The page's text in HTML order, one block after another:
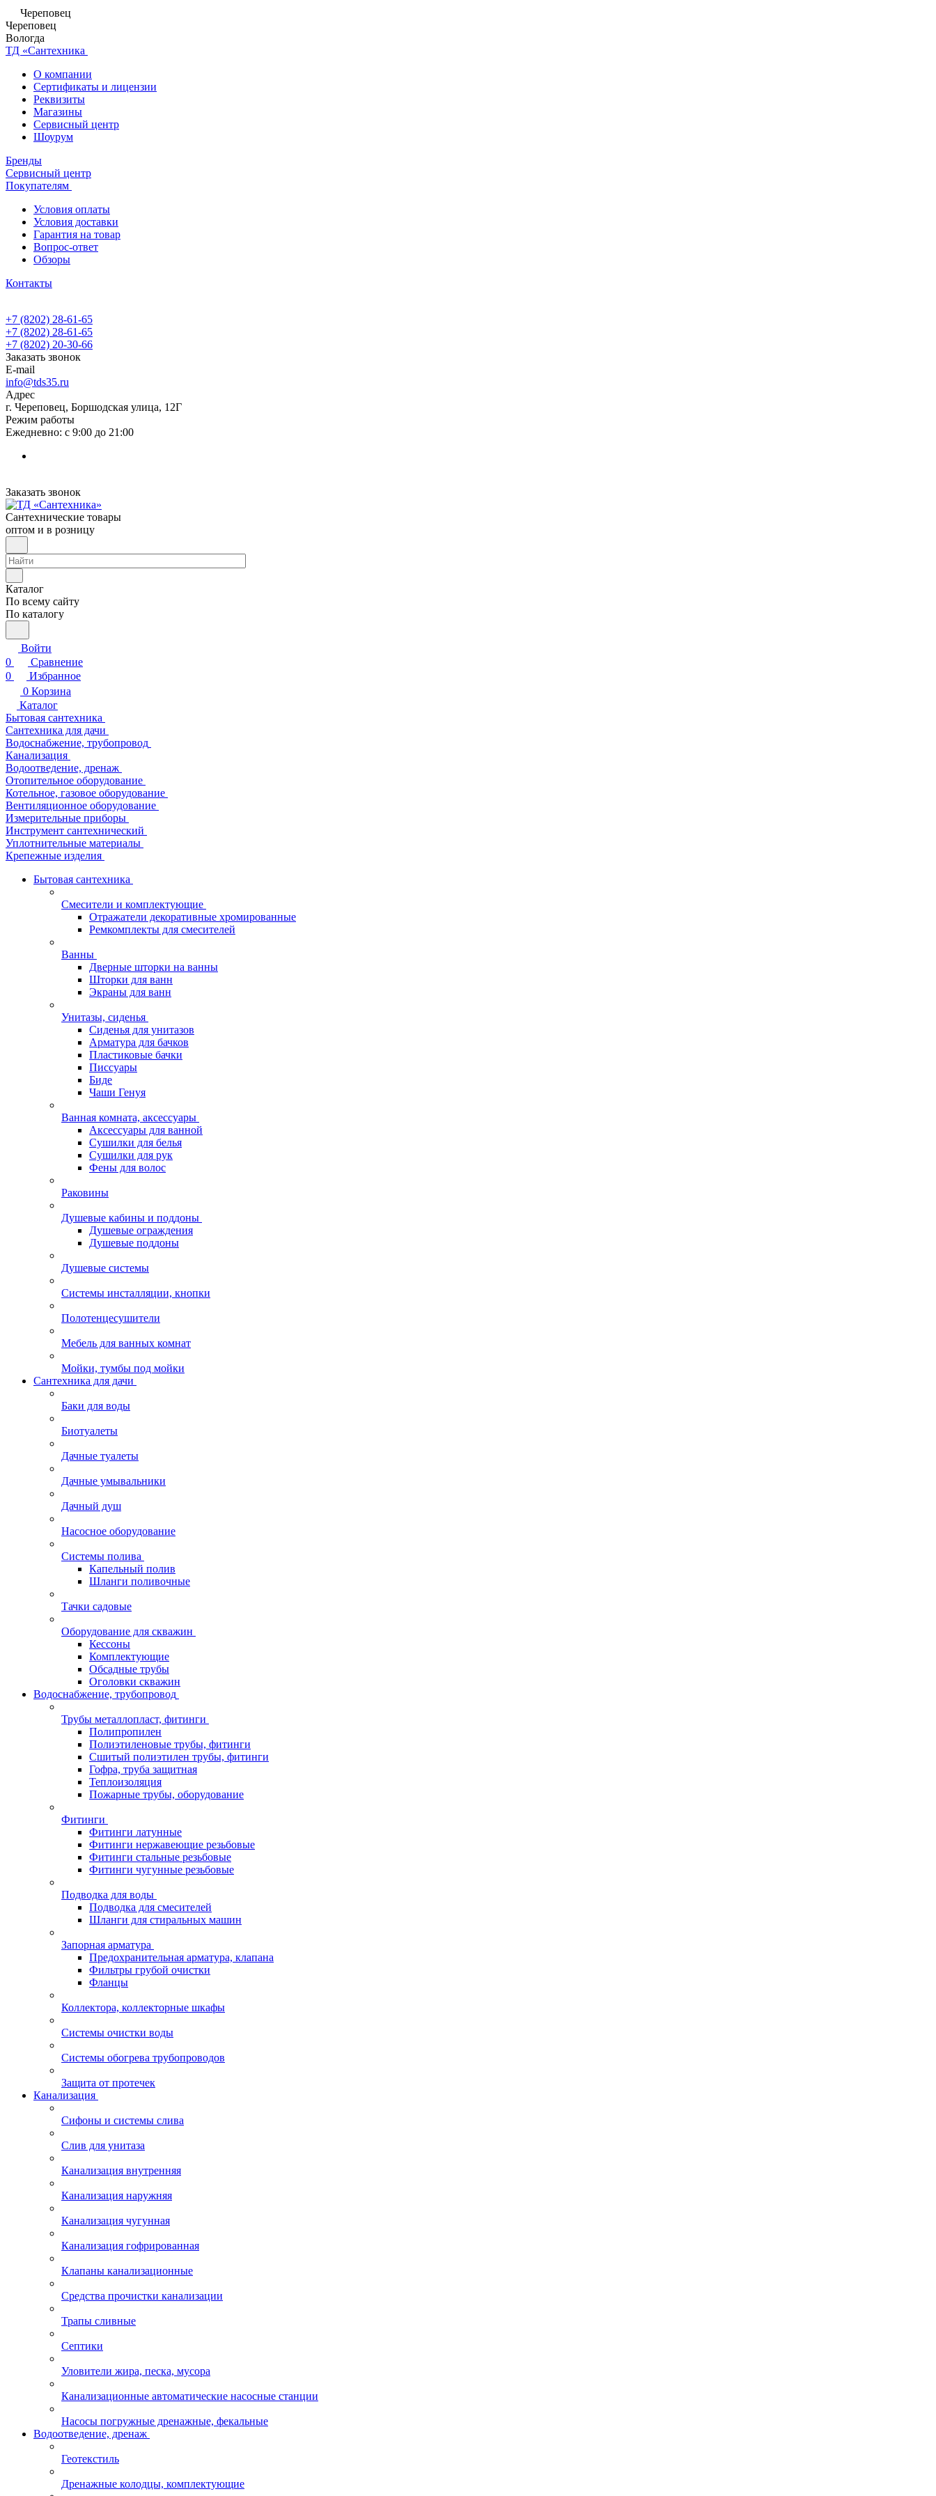
Череповец
Череповец
Вологда
ТД «Сантехника
О компании
Сертификаты и лицензии
Реквизиты
Магазины
Сервисный центр
Шоурум
Бренды
Сервисный центр
Покупателям
Условия оплаты
Условия доставки
Гарантия на товар
Вопрос-ответ
Обзоры
Контакты
+7 (8202) 28‑61-65
+7 (8202) 28‑61-65
+7 (8202) 20‑30-66
Заказать звонок
E-mail
info@tds35.ru
Адрес
г. Череповец, Боршодская улица, 12Г
Режим работы
Ежедневно: с 9:00 до 21:00
Заказать звонок
Сантехнические товары
оптом и в розницу
Каталог
По всему сайту
По каталогу
Войти
0
Сравнение
0
Избранное
0 Корзина
Каталог
Бытовая сантехника
Сантехника для дачи
Водоснабжение, трубопровод
Канализация
Водоотведение, дренаж
Отопительное оборудование
Котельное, газовое оборудование
Вентиляционное оборудование
Измерительные приборы
Инструмент сантехнический
Уплотнительные материалы
Крепежные изделия
Бытовая сантехника
Смесители и комплектующие
Отражатели декоративные хромированные
Ремкомплекты для смесителей
Ванны
Дверные шторки на ванны
Шторки для ванн
Экраны для ванн
Унитазы, сиденья
Сиденья для унитазов
Арматура для бачков
Пластиковые бачки
Писсуары
Биде
Чаши Генуя
Ванная комната, аксессуары
Аксессуары для ванной
Сушилки для белья
Сушилки для рук
Фены для волос
Раковины
Душевые кабины и поддоны
Душевые ограждения
Душевые поддоны
Душевые системы
Системы инсталляции, кнопки
Полотенцесушители
Мебель для ванных комнат
Мойки, тумбы под мойки
Сантехника для дачи
Баки для воды
Биотуалеты
Дачные туалеты
Дачные умывальники
Дачный душ
Насосное оборудование
Системы полива
Капельный полив
Шланги поливочные
Тачки садовые
Оборудование для скважин
Кессоны
Комплектующие
Обсадные трубы
Оголовки скважин
Водоснабжение, трубопровод
Трубы металлопласт, фитинги
Полипропилен
Полиэтиленовые трубы, фитинги
Сшитый полиэтилен трубы, фитинги
Гофра, труба защитная
Теплоизоляция
Пожарные трубы, оборудование
Фитинги
Фитинги латунные
Фитинги нержавеющие резьбовые
Фитинги стальные резьбовые
Фитинги чугунные резьбовые
Подводка для воды
Подводка для смесителей
Шланги для стиральных машин
Запорная арматура
Предохранительная арматура, клапана
Фильтры грубой очистки
Фланцы
Коллектора, коллекторные шкафы
Системы очистки воды
Системы обогрева трубопроводов
Защита от протечек
Канализация
Сифоны и системы слива
Слив для унитаза
Канализация внутренняя
Канализация наружняя
Канализация чугунная
Канализация гофрированная
Клапаны канализационные
Средства прочистки канализации
Трапы сливные
Септики
Уловители жира, песка, мусора
Канализационные автоматические насосные станции
Насосы погружные дренажные, фекальные
Водоотведение, дренаж
Геотекстиль
Дренажные колодцы, комплектующие